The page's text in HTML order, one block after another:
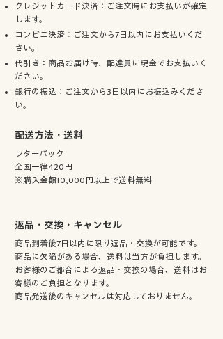
​クレジットカード決済：ご注文時にお支払いが確定
します。
コンビニ決済：ご注文から7日以内にお支払いくだ
さい。
代引き：商品お届け時、配達員に現金でお支払いく
ださい。
銀行の振込：ご注文から3日以内にお振込みくださ
い。
配送方法・送料
​レターパック
全国一律420円
※購入金額10,000円以上で送料無料
返品・交換・キャンセル
商品到着後7日以内に限り返品・交換が可能です。
商品に欠陥がある場合、送料は当方が負担します。
お客様のご都合による返品・交換の場合、送料はお
客様のご負担となります。
商品発送後のキャンセルは対応しておりません。